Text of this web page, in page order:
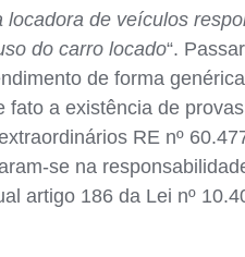
locadora de veículos
do carro locado“.
de forma
a existência de
RE nº
se na
artigo 186 da Lei nº